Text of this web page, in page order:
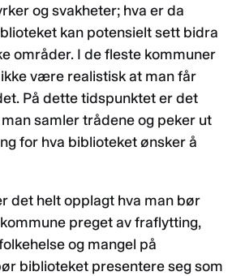
og svakheter; hva er da
kan potensielt sett bidra
områder. I de fleste kommuner
være realistisk at man får
På dette tidspunktet er det
samler trådene og peker ut
for hva biblioteket ønsker å
det helt opplagt hva man bør
preget av fraflytting,
og mangel på
biblioteket presentere seg som